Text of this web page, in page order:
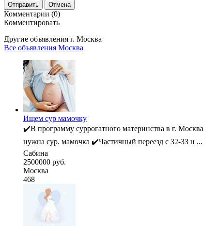
Отправить Отмена
Комментарии (0)
Комментировать
Другие объявления г. Москва
Все объявления Москва
Ищем сур мамочку
✔️В программу суррогатного материнства в г. Москва
нужна сур. мамочка ✔️Частичный переезд с 32-33 н ...
Сабина
2500000 руб.
Москва
468